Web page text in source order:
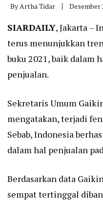
ByArtha Tidar Desember
SIARDAILY, Jakarta –
terus menunjukkan
buku 2021, baik dalam
penjualan.
Sekretaris Umum
mengatakan, terjadi
Sebab, Indonesia
dalam hal penjualan
Berdasarkan data
sempat tertinggal